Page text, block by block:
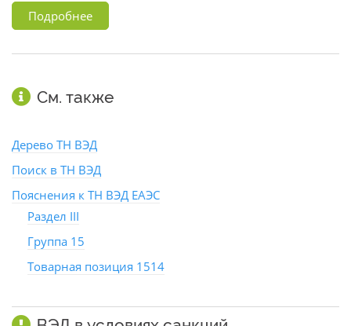
Подробнее
См. также
Дерево ТН ВЭД
Поиск в ТН ВЭД
Пояснения к ТН ВЭД ЕАЭС
Раздел III
Группа 15
Товарная позиция 1514